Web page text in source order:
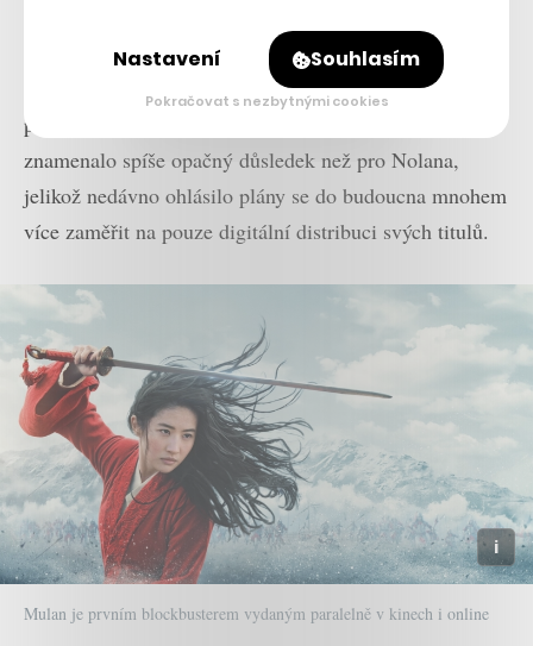
rozpočtem kolem 200 milionů dolarů vyšel v kinech a
online zároveň a podle odhadů v součtu vydělal
podobnou částku jako
znamenalo spíše opačný důsledek než pro Nolana,
jelikož nedávno ohlásilo plány se do budoucna mnohem
více zaměřit na pouze digitální distribuci svých titulů.
Mulan je prvním blockbusterem vydaným paralelně v kinech i online
Nastavení Souhlasím
Pokračovat s nezbytnými cookies